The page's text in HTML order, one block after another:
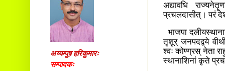
अद्यावधि
प्रचलदासीत्। परं
भाजपा
तृशूर् जनपदद्वये
श्वः कोण्ग्रस् नेता
स्थानाशिनां कृते
अय्यम्पुष़ हरिकुमारः
सम्पादकः